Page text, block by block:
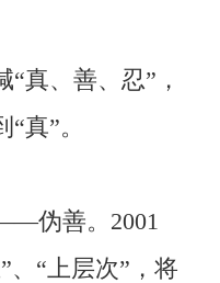
、善、忍”，
真”。
伪善。2001
、“上层次”，将